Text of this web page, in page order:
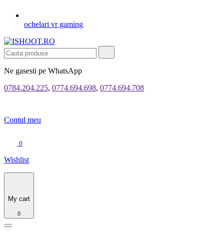
ochelari vr gaming
Ne gasesti pe WhatsApp
0784.204.225, 0774.694.698, 0774.694.708
Contul meu
0
Wishlist
My cart
0